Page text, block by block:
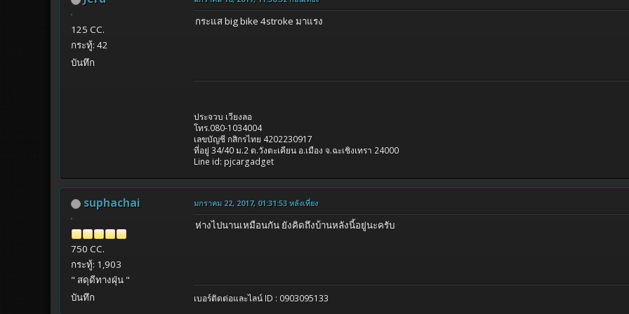
125 CC.
กระทู้: 42
บันทึก
กระแส big bike 4stroke มาแรง
ประจวบ เวียงลอ
โทร.080-1034004
เลขบัญชี กสิกรไทย 4202230917
ที่อยู่ 34/40 ม.2 ต.วังตะเคียน อ.เมือง จ.ฉะเชิงเทรา 24000
Line id: pjcargadget
suphachai
750 CC.
กระทู้: 1,903
" สดุดีทางฝุ่น "
บันทึก
มกราคม 22, 2017, 01:31:53 หลังเที่ยง
ห่างไปนานเหมือนกัน ยังคิดถึงบ้านหลังนี้อยู่นะครับ
เบอร์ติดต่อและไลน์ ID : 0903095133